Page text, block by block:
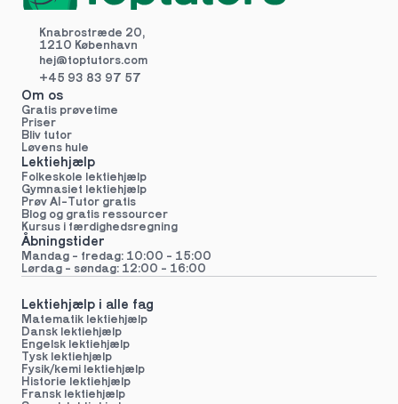
Knabrostræde 20,
1210 København
hej@toptutors.com
+45 93 83 97 57
Om os
Gratis prøvetime
Priser
Bliv tutor
Løvens hule
Lektiehjælp
Folkeskole lektiehjælp
Gymnasiet lektiehjælp
Prøv AI-Tutor gratis
Blog og gratis ressourcer
Kursus i færdighedsregning
Åbningstider
Mandag - fredag: 10:00 - 15:00
Lørdag - søndag: 12:00 - 16:00
Lektiehjælp i alle fag
Matematik lektiehjælp
Dansk lektiehjælp
Engelsk lektiehjælp
Tysk lektiehjælp
Fysik/kemi lektiehjælp
Historie lektiehjælp
Fransk lektiehjælp